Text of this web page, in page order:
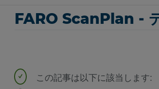
FARO ScanPlan -